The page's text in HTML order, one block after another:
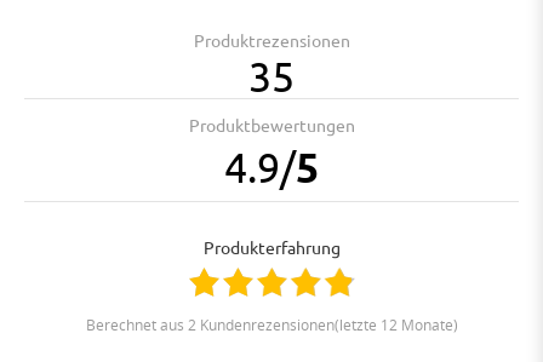
Produktrezensionen
35
Produktbewertungen
4.9/5
Produkterfahrung
berechnet aus 2 Kundenrezensionen(letzte 12 Monate)